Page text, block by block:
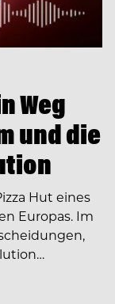
Weg
und die
Hut eines
Europas. Im